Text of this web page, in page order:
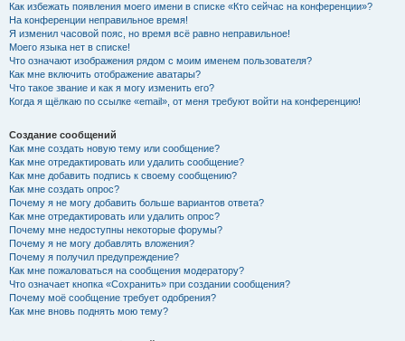
Как избежать появления моего имени в списке «Кто сейчас на конференции»?
На конференции неправильное время!
Я изменил часовой пояс, но время всё равно неправильное!
Моего языка нет в списке!
Что означают изображения рядом с моим именем пользователя?
Как мне включить отображение аватары?
Что такое звание и как я могу изменить его?
Когда я щёлкаю по ссылке «email», от меня требуют войти на конференцию!
Создание сообщений
Как мне создать новую тему или сообщение?
Как мне отредактировать или удалить сообщение?
Как мне добавить подпись к своему сообщению?
Как мне создать опрос?
Почему я не могу добавить больше вариантов ответа?
Как мне отредактировать или удалить опрос?
Почему мне недоступны некоторые форумы?
Почему я не могу добавлять вложения?
Почему я получил предупреждение?
Как мне пожаловаться на сообщения модератору?
Что означает кнопка «Сохранить» при создании сообщения?
Почему моё сообщение требует одобрения?
Как мне вновь поднять мою тему?